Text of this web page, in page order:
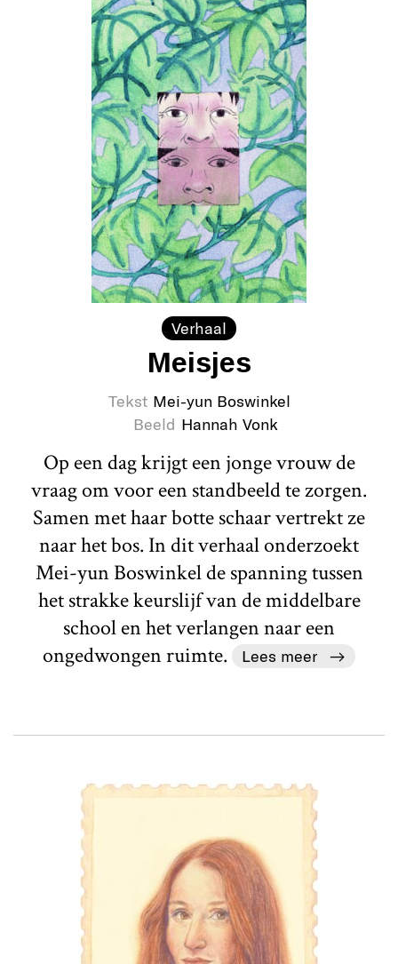
Verhaal
Meisjes
Tekst Mei-yun Boswinkel
Beeld Hannah Vonk
Op een dag krijgt een jonge vrouw de
vraag om voor een standbeeld te zorgen.
Samen met haar botte schaar vertrekt ze
naar het bos. In dit verhaal onderzoekt
Mei-yun Boswinkel de spanning tussen
het strakke keurslijf van de middelbare
school en het verlangen naar een
ongedwongen ruimte.
Lees meer